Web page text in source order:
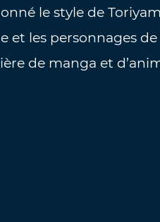
le style de
et les personnages
de manga et